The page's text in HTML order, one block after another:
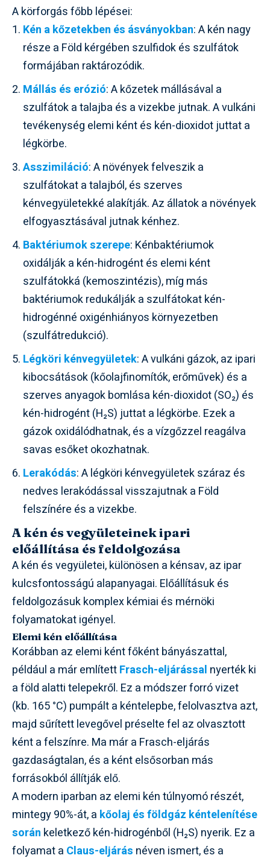
A körforgás főbb lépései:
Kén a kőzetekben és ásványokban: A kén nagy
része a Föld kérgében szulfidok és szulfátok
formájában raktározódik.
Mállás és erózió: A kőzetek mállásával a
szulfátok a talajba és a vizekbe jutnak. A vulkáni
tevékenység elemi ként és kén-dioxidot juttat a
légkörbe.
Asszimiláció: A növények felveszik a
szulfátokat a talajból, és szerves
kénvegyületekké alakítják. Az állatok a növények
elfogyasztásával jutnak kénhez.
Baktériumok szerepe: Kénbaktériumok
oxidálják a kén-hidrogént és elemi ként
szulfátokká (kemoszintézis), míg más
baktériumok redukálják a szulfátokat kén-
hidrogénné oxigénhiányos környezetben
(szulfátredukció).
Légköri kénvegyületek: A vulkáni gázok, az ipari
kibocsátások (kőolajfinomítók, erőművek) és a
szerves anyagok bomlása kén-dioxidot (SO₂) és
kén-hidrogént (H₂S) juttat a légkörbe. Ezek a
gázok oxidálódhatnak, és a vízgőzzel reagálva
savas esőket okozhatnak.
Lerakódás: A légköri kénvegyületek száraz és
nedves lerakódással visszajutnak a Föld
felszínére és a vizekbe.
A kén és vegyületeinek ipari
előállítása és feldolgozása
A kén és vegyületei, különösen a kénsav, az ipar
kulcsfontosságú alapanyagai. Előállításuk és
feldolgozásuk komplex kémiai és mérnöki
folyamatokat igényel.
Elemi kén előállítása
Korábban az elemi ként főként bányászattal,
például a már említettFrasch-eljárással nyerték ki
a föld alatti telepekről. Ez a módszer forró vizet
(kb. 165 °C) pumpált a kéntelepbe, felolvasztva azt,
majd sűrített levegővel préselte fel az olvasztott
ként a felszínre. Ma már a Frasch-eljárás
gazdaságtalan, és a ként elsősorban más
forrásokból állítják elő.
A modern iparban az elemi kén túlnyomó részét,
mintegy 90%-át, a kőolaj és földgáz kéntelenítése
során keletkező kén-hidrogénből (H₂S) nyerik. Ez a
folyamat a Claus-eljárás néven ismert, és a